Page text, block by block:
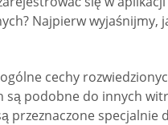
Najpierw wyjaśnijmy,
ogólne cechy
są podobne do innych
przeznaczone specjalnie